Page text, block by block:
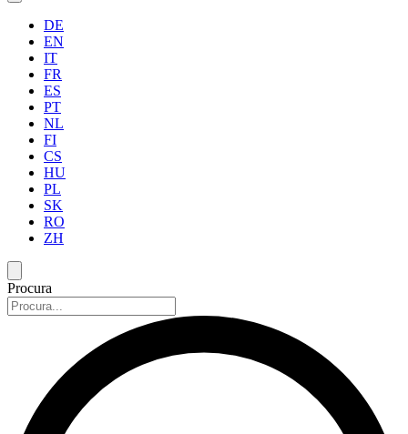
DE
EN
IT
FR
ES
PT
NL
FI
CS
HU
PL
SK
RO
ZH
Procura